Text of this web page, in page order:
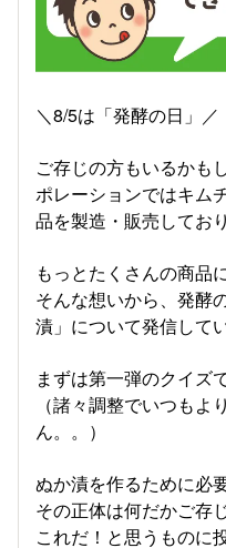
＼8/5は「発酵の日」／
ご存じの方もいるかも
ポレーションではキム
品を製造・販売してお
もっとたくさんの商品
そんな想いから、発酵
漬」について発信して
まずは第一弾のクイズ
（諸々調整でいつも
ん。。）
ぬか漬を作るために必
その正体は何だかご存
これだ！と思うものに